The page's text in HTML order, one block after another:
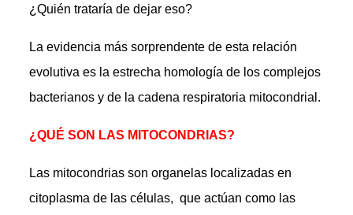
¿Quién trataría de dejar eso?
La evidencia más sorprendente de esta relación
evolutiva es la estrecha homología de los complejos
bacterianos y de la cadena respiratoria mitocondrial.
¿QUÉ SON LAS MITOCONDRIAS?
Las mitocondrias son organelas localizadas en
citoplasma de las células, que actúan como las